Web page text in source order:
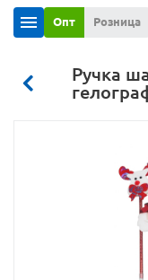
Опт Розница
Ручка